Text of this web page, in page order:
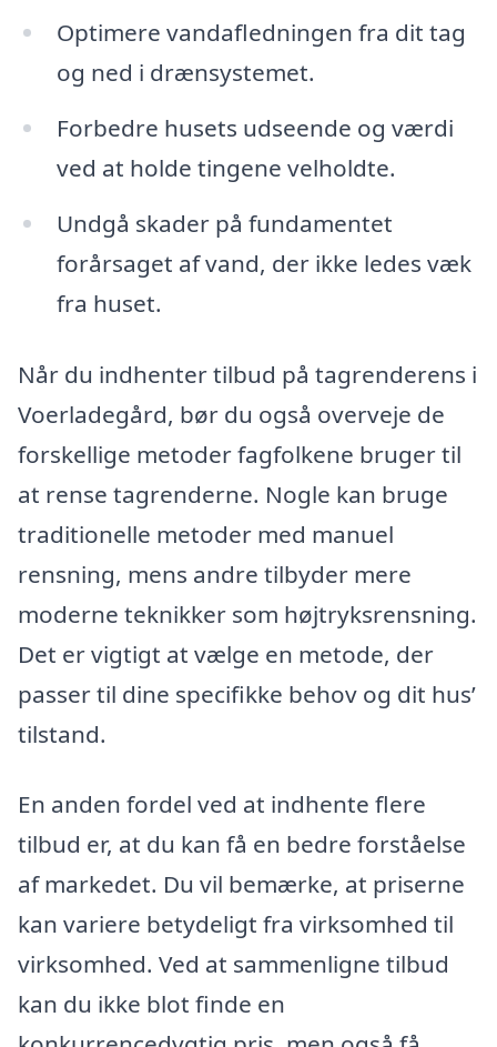
Optimere vandafledningen fra dit tag
og ned i drænsystemet.
Forbedre husets udseende og værdi
ved at holde tingene velholdte.
Undgå skader på fundamentet
forårsaget af vand, der ikke ledes væk
fra huset.
Når du indhenter tilbud på tagrenderens i
Voerladegård, bør du også overveje de
forskellige metoder fagfolkene bruger til
at rense tagrenderne. Nogle kan bruge
traditionelle metoder med manuel
rensning, mens andre tilbyder mere
moderne teknikker som højtryksrensning.
Det er vigtigt at vælge en metode, der
passer til dine specifikke behov og dit hus’
tilstand.
En anden fordel ved at indhente flere
tilbud er, at du kan få en bedre forståelse
af markedet. Du vil bemærke, at priserne
kan variere betydeligt fra virksomhed til
virksomhed. Ved at sammenligne tilbud
kan du ikke blot finde en